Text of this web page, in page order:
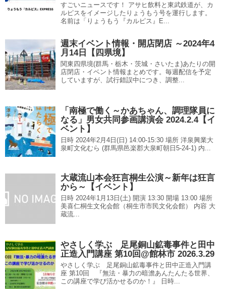
すごいニュースです！ アサヒ飲料と東武鉄道が、カ
ルピスをイメージしたりょうもう号を運行します。
名前は「りょうもう『カルピス』E...
週末イベント情報・開店閉店 ～2024年4
月14日【四県境】
関東四県境(群馬・栃木・茨城・さいたま)あたりの開
店閉店・イベント情報まとめです。毎週配信を予定
していますが、試行錯誤中につき、調整...
「南極で働く～かあちゃん、調理隊員に
なる」男女共同参画講演会 2024.2.4【イ
ベント】
日時 2024年2月4日(日) 14:00-15:30 場所 洋泉興業大
泉町文化むら (群馬県邑楽郡大泉町朝日5-24-1) 内...
大蔵流山本会狂言桐生公演～新年は狂言
から～【イベント】
日時 2024年1月13日(土) 開演 13:30 開場 13:00 場所
美喜仁桐生文化会館（桐生市市民文化会館） 内容 大
蔵流...
やさしく学ぶ 足尾銅山鉱毒事件と田中
正造入門講座 第10回@館林市 2026.3.29
やさしく学ぶ 足尾銅山鉱毒事件と田中正造入門講
座 第10回 『無法・暴力の暗澹あんたんたる世界、
この講座で学び活かせるのか！』 日時...